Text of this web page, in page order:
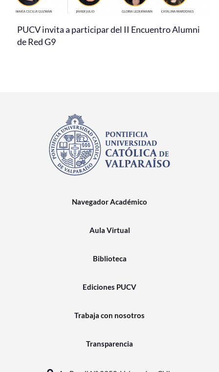
PUCV invita a participar del II Encuentro Alumni
de Red G9
Navegador Académico
Aula Virtual
Biblioteca
Ediciones PUCV
Trabaja con nosotros
Transparencia